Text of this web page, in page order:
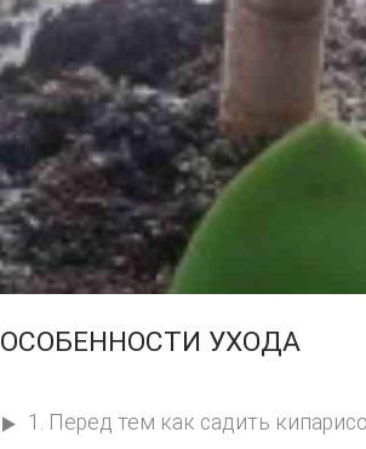
ОСОБЕННОСТИ УХОДА
1. Перед тем как садить